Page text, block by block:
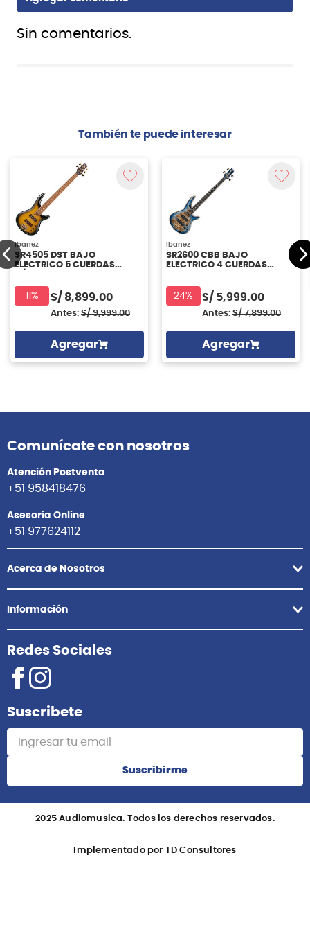
Sin comentarios.
También te puede interesar
Ibanez
SR4505 DST BAJO
ELECTRICO 5 CUERDAS
11% S/ 8,899.00
Antes: S/ 9,999.00
Agregar
Ibanez
SR2600 CBB BAJO
ELECTRICO 4 CUERDAS
24% S/ 5,999.00
Antes: S/ 7,899.00
Agregar
Comunícate con nosotros
Atención Postventa
+51 958418476
Asesoría Online
+51 977624112
Acerca de Nosotros
Información
Redes Sociales
Suscribete
Suscribirme
2025 Audiomusica. Todos los derechos reservados.
Implementado por TD Consultores